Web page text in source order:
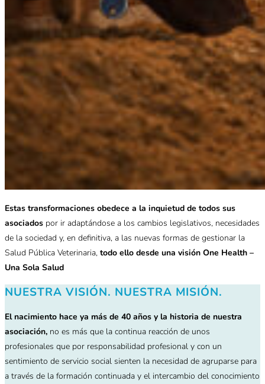
Estas transformaciones obedece a la inquietud de todos sus
asociados por ir adaptándose a los cambios legislativos, necesidades
de la sociedad y, en definitiva, a las nuevas formas de gestionar la
Salud Pública Veterinaria, todo ello desde una visión One Health –
Una Sola Salud
NUESTRA VISIÓN. NUESTRA MISIÓN.
El nacimiento hace ya más de 40 años y la historia de nuestra
asociación, no es más que la continua reacción de unos
profesionales que por responsabilidad profesional y con un
sentimiento de servicio social sienten la necesidad de agruparse para
a través de la formación continuada y el intercambio del conocimiento